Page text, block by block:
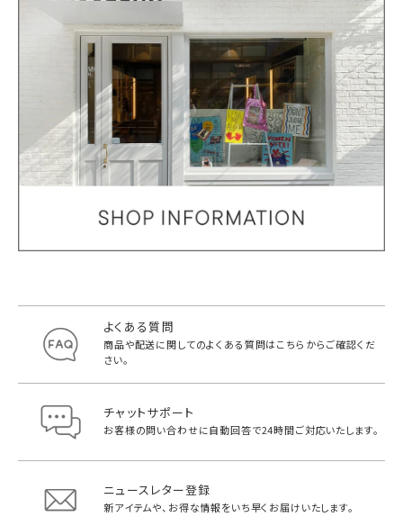
よくある質問
商品や配送に関してのよくある質問はこちらからご確認くだ
さい。
チャットサポート
お客様の問い合わせに自動回答で24時間ご対応いたします。
ニュースレター登録
新アイテムや、お得な情報をいち早く お届けいたします。